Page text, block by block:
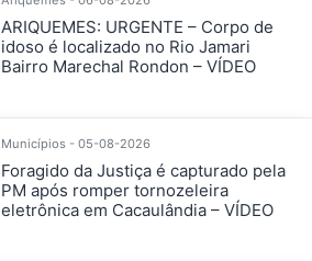
ARIQUEMES: URGENTE – Corpo de
idoso é localizado no Rio Jamari
Bairro Marechal Rondon – VÍDEO
Municípios - 05-08-2026
Foragido da Justiça é capturado pela
PM após romper tornozeleira
eletrônica em Cacaulândia – VÍDEO